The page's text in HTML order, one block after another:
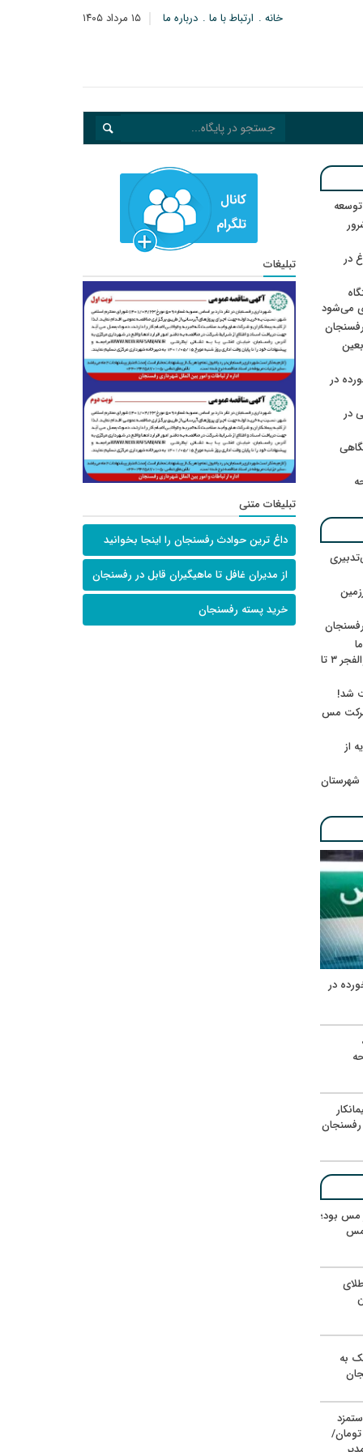
۱۵ مرداد ۱۴۰۵ خانه ارتباط با ما درباره ما
مزدور موساد و ۴ شرور
در
می‌شود
در
در
ننشسته»/ روایت محمد جعفرپور از والفجر ۳ تا
شد!
شرکت مس
از
شهرستان
در
مس بود؛
مس
به
تومان/
تبلیغات
تبلیغات متنی
داغ ترین حوادث رفسنجان را اینجا بخوانید
از مدیران غافل تا ماهیگیران قابل در رفسنجان
خرید پسته رفسنجان